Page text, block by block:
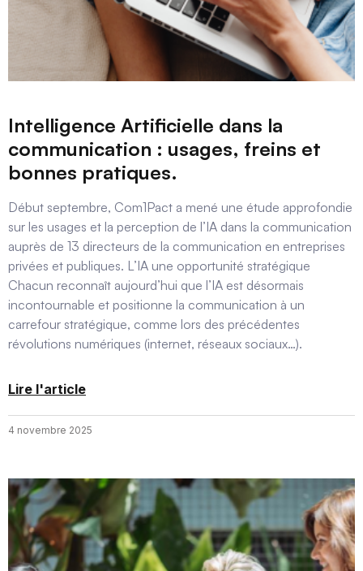
Intelligence Artificielle dans la
communication : usages, freins et
bonnes pratiques.
Début septembre, Com1Pact a mené une étude approfondie
sur les usages et la perception de l’IA dans la communication
auprès de 13 directeurs de la communication en entreprises
privées et publiques. L’IA une opportunité stratégique
Chacun reconnaît aujourd’hui que l’IA est désormais
incontournable et positionne la communication à un
carrefour stratégique, comme lors des précédentes
révolutions numériques (internet, réseaux sociaux…).
Lire l'article
4 novembre 2025